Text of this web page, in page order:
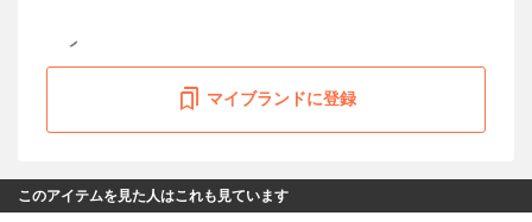
マイブランドに登録
このアイテムを見た人はこれも見ています